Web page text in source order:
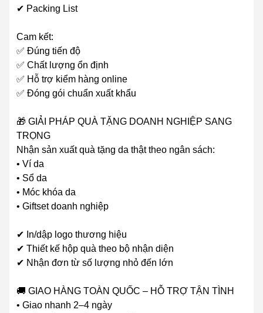
✔ Packing List
Cam kết:
✅ Đúng tiến độ
✅ Chất lượng ổn định
✅ Hỗ trợ kiểm hàng online
✅ Đóng gói chuẩn xuất khẩu
🎁 GIẢI PHÁP QUÀ TẶNG DOANH NGHIỆP SANG
TRỌNG
Nhận sản xuất quà tặng da thật theo ngân sách:
• Ví da
• Sổ da
• Móc khóa da
• Giftset doanh nghiệp
✔ In/dập logo thương hiệu
✔ Thiết kế hộp quà theo bộ nhận diện
✔ Nhận đơn từ số lượng nhỏ đến lớn
🚚 GIAO HÀNG TOÀN QUỐC – HỖ TRỢ TẬN TÌNH
• Giao nhanh 2–4 ngày